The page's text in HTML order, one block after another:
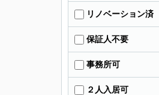
リノベーション済
保証人不要
事務所可
２人入居可